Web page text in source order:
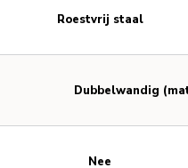
Dubbelwandig
Roestvrij staal
Nee